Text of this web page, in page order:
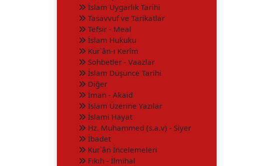
İslam Uygarlık Tarihi
Tasavvuf ve Tarikatlar
Tefsir - Meal
İslam Hukuku
Kur`ân-ı Kerîm
Sohbetler - Vaazlar
İslam Düşünce Tarihi
Diğer
İman - Akaid
İslam Üzerine Yazılar
İslami Hayat
Hz. Muhammed (s.a.v) - Siyer
İbadet
Kur`ân İncelemeleri
Fıkıh - İlmihal